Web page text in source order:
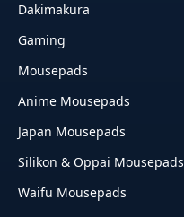
Dakimakura
Gaming
Mousepads
Anime Mousepads
Japan Mousepads
Silikon & Oppai Mousepads
Waifu Mousepads